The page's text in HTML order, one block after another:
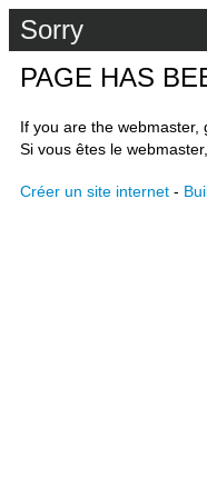
Sorry
PAGE HAS
If you are the webmaster,
Si vous êtes le
Créer un site internet -